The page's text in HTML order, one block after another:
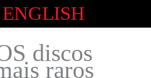
ENGLISH
discos
raros